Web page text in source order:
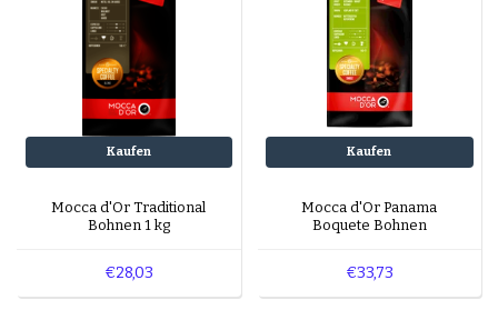
Kaufen
Mocca d'Or Traditional
Bohnen 1 kg
€28,03
Kaufen
Mocca d'Or Panama
Boquete Bohnen
€33,73